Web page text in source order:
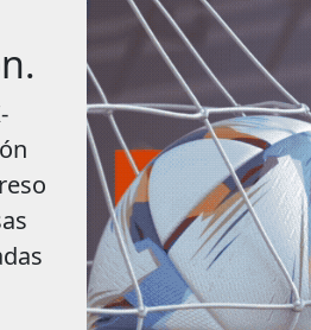
de acuerdo al resultado obtenido como respuesta a la con